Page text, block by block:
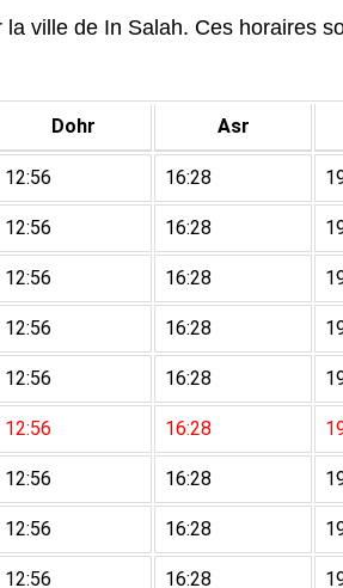
la ville de In Salah. Ces horaires
Dohr Asr
12:56 16:28
12:56 16:28
12:56 16:28
12:56 16:28
12:56 16:28
12:56 16:28
12:56 16:28
12:56 16:28
12:56 16:28